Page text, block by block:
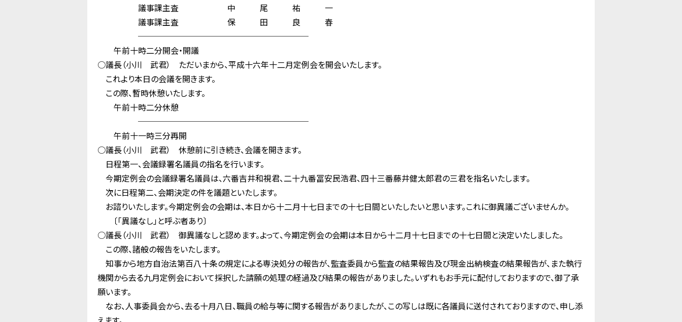
議事課主査 中 尾 祐 一
議事課主査 保 田 良 春
─────────────────────
午前十時二分開会・開議
○議長（小川 武君） ただいまから、平成十六年十二月定例会を開会いたします。
これより本日の会議を開きます。
この際、暫時休憩いたします。
午前十時二分休憩
─────────────────────
午前十一時三分再開
○議長（小川 武君） 休憩前に引き続き、会議を開きます。
日程第一、会議録署名議員の指名を行います。
今期定例会の会議録署名議員は、六番吉井和視君、二十九番冨安民浩君、四十三番藤井健太郎君の三君を指名いたします。
次に日程第二、会期決定の件を議題といたします。
お諮りいたします。今期定例会の会期は、本日から十二月十七日までの十七日間といたしたいと思います。これに御異議ございませんか。
〔「異議なし」と呼ぶ者あり〕
○議長（小川 武君） 御異議なしと認めます。よって、今期定例会の会期は本日から十二月十七日までの十七日間と決定いたしました。
この際、諸般の報告をいたします。
知事から地方自治法第百八十条の規定による専決処分の報告が、監査委員から監査の結果報告及び現金出納検査の結果報告が、また執行
機関から去る九月定例会において採択した請願の処理の経過及び結果の報告がありました。いずれもお手元に配付しておりますので、御了承
願います。
なお、人事委員会から、去る十月八日、職員の給与等に関する報告がありましたが、この写しは既に各議員に送付されておりますので、申し添